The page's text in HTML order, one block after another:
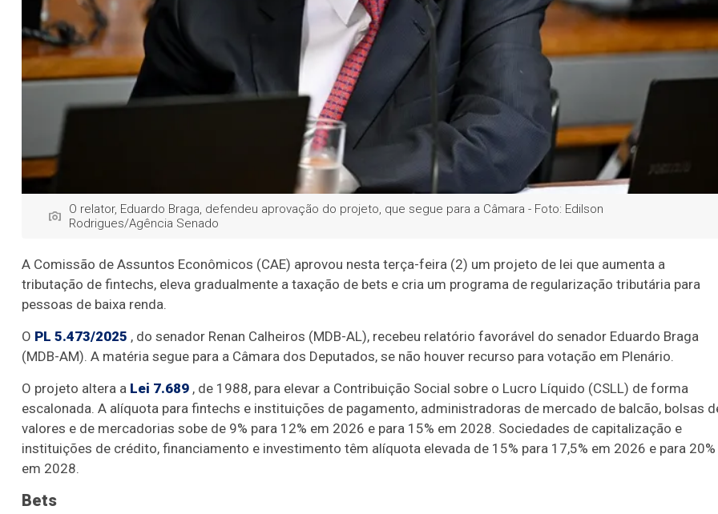
O relator, Eduardo Braga, defendeu aprovação do projeto, que segue para a Câmara - Foto: Edilson
Rodrigues/Agência Senado
A Comissão de Assuntos Econômicos (CAE) aprovou nesta terça-feira (2) um projeto de lei que aumenta a
tributação de fintechs, eleva gradualmente a taxação de bets e cria um programa de regularização tributária para
pessoas de baixa renda.
O PL 5.473/2025 , do senador Renan Calheiros (MDB-AL), recebeu relatório favorável do senador Eduardo Braga
(MDB-AM). A matéria segue para a Câmara dos Deputados, se não houver recurso para votação em Plenário.
O projeto altera a Lei 7.689 , de 1988, para elevar a Contribuição Social sobre o Lucro Líquido (CSLL) de forma
escalonada. A alíquota para fintechs e instituições de pagamento, administradoras de mercado de balcão, bolsas
valores e de mercadorias sobe de 9% para 12% em 2026 e para 15% em 2028. Sociedades de capitalização e
instituições de crédito, financiamento e investimento têm alíquota elevada de 15% para 17,5% em 2026 e para 20%
em 2028.
Bets